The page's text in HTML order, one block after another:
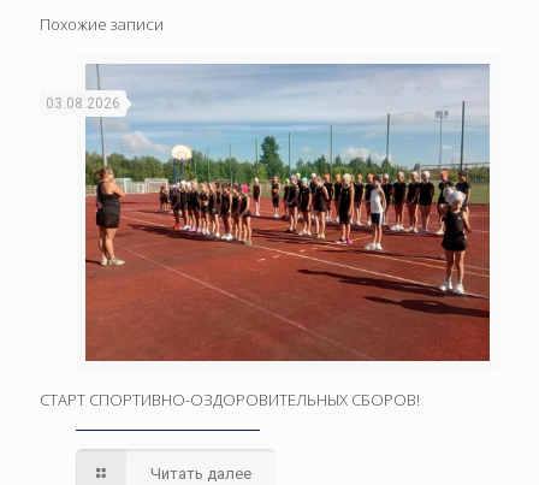
Похожие записи
03.08.2026
СТАРТ СПОРТИВНО-ОЗДОРОВИТЕЛЬНЫХ СБОРОВ!
Читать далее